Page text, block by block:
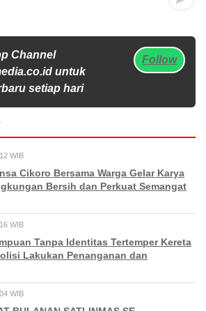
Channel
untuk
setiap hari
Follow
WIB
Cikoro Bersama Warga Gelar Karya
Bersih dan Perkuat Semangat
WIB
Tanpa Identitas Tertemper Kereta
Lakukan Penanganan dan
WIB